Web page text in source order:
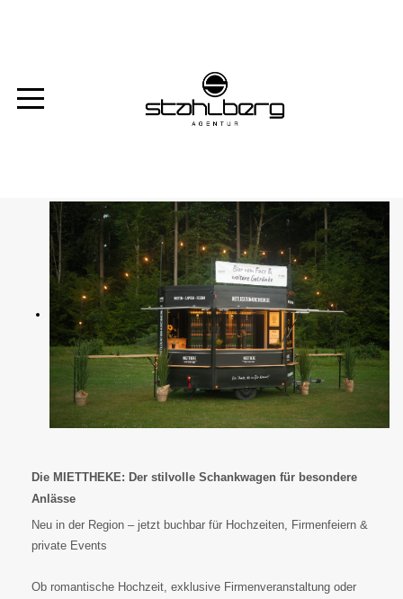
Die MIETTHEKE: Der stilvolle Schankwagen für besondere
Anlässe
Neu in der Region – jetzt buchbar für Hochzeiten, Firmenfeiern &
private Events
Ob romantische Hochzeit, exklusive Firmenveranstaltung oder